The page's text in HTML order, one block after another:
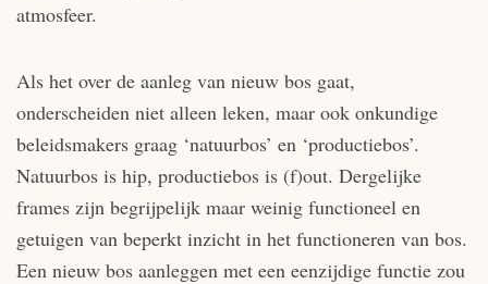
atmosfeer.
Als het over de aanleg van nieuw bos gaat,
onderscheiden niet alleen leken, maar ook onkundige
beleidsmakers graag ‘natuurbos’ en ‘productiebos’.
Natuurbos is hip, productiebos is (f)out. Dergelijke
frames zijn begrijpelijk maar weinig functioneel en
getuigen van beperkt inzicht in het functioneren van bos.
Een nieuw bos aanleggen met een eenzijdige functie zou